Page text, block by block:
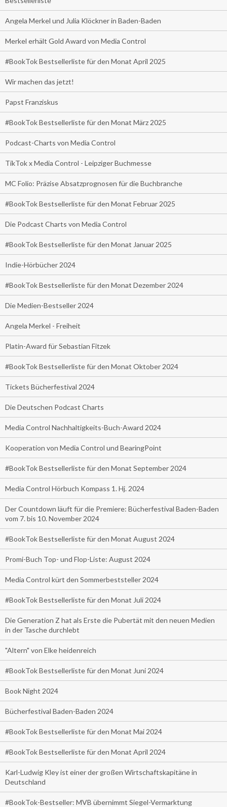
Angela Merkel und Julia Klöckner in Baden-Baden
Merkel erhält Gold Award von Media Control
#BookTok Bestsellerliste für den Monat April 2025
Wir machen das jetzt!
Papst Franziskus
#BookTok Bestsellerliste für den Monat März 2025
Podcast-Charts von Media Control
TikTok x Media Control - Leipziger Buchmesse
MC Folio: Präzise Absatzprognosen für die Buchbranche
#BookTok Bestsellerliste für den Monat Februar 2025
Die Podcast Charts von Media Control
#BookTok Bestsellerliste für den Monat Januar 2025
Indie-Hörbücher 2024
#BookTok Bestsellerliste für den Monat Dezember 2024
Die Medien-Bestseller 2024
Angela Merkel - Freiheit
Platin-Award für Sebastian Fitzek
#BookTok Bestsellerliste für den Monat Oktober 2024
Tickets Bücherfestival 2024
Die Deutschen Podcast Charts
Media Control Nachhaltigkeits-Buch-Award 2024
Kooperation von Media Control und BearingPoint
#BookTok Bestsellerliste für den Monat September 2024
Media Control Hörbuch Kompass 1. Hj. 2024
Der Countdown läuft für die Premiere: Bücherfestival Baden-Baden
vom 7. bis 10. November 2024
#BookTok Bestsellerliste für den Monat August 2024
Promi-Buch Top- und Flop-Liste: August 2024
Media Control kürt den Sommerbeststeller 2024
#BookTok Bestsellerliste für den Monat Juli 2024
Die Generation Z hat als Erste die Pubertät mit den neuen Medien
in der Tasche durchlebt
"Altern" von Elke heidenreich
#BookTok Bestsellerliste für den Monat Juni 2024
Book Night 2024
Bücherfestival Baden-Baden 2024
#BookTok Bestsellerliste für den Monat Mai 2024
#BookTok Bestsellerliste für den Monat April 2024
Karl-Ludwig Kley ist einer der großen Wirtschaftskapitäne in
Deutschland
#BookTok-Bestseller: MVB übernimmt Siegel-Vermarktung